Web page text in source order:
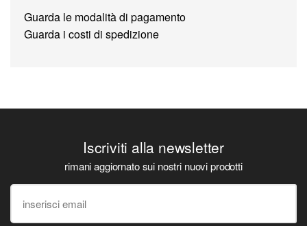
Guarda le modalità di pagamento
Guarda i costi di spedizione
Iscriviti alla newsletter
rimani aggiornato sui nostri nuovi prodotti